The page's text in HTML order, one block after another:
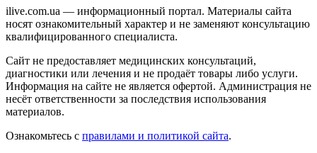
ilive.com.ua — информационный портал. Материалы сайта
носят ознакомительный характер и не заменяют консультацию
квалифицированного специалиста.
Сайт не предоставляет медицинских консультаций,
диагностики или лечения и не продаёт товары либо услуги.
Информация на сайте не является офертой. Администрация не
несёт ответственности за последствия использования
материалов.
Ознакомьтесь с правилами и политикой сайта.